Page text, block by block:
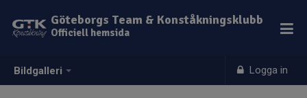
Bildgalleri Logga in
Göteborgs Team & Konståkningsklubb
Officiell hemsida